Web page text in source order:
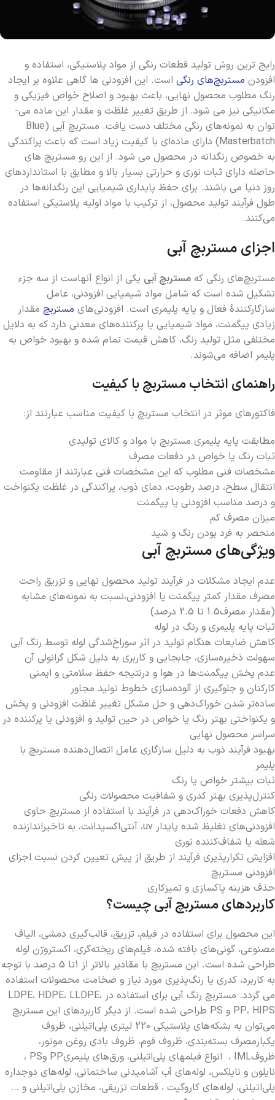
رایج ­ترین روش تولید قطعات رنگی از مواد پلاستیکی، استفاده و
افزودن مستربچ‌­های رنگی است. این افزودنی ­‌ها گاهی علاوه بر ایجاد
رنگ مطلوب محصول نهایی، باعث بهبود و اصلاح خواص فیزیکی و
نیز می­ شود. از طریق تغییر غلظت و مقدار این ماده می­
توان به نمونه­‌های رنگی مختلف دست یافت. مستربچ آبی (Blue
Masterbatch) دارای ماده‌ای با کیفیت زیاد است که باعث پراکندگی
به خصوص رنگدانه در محصول می‌ شود. از این رو مستربچ­‌ های
حاصله دارای ثبات نوری و حرارتی بسیار بالا و مطابق با استانداردهای
روز دنیا می باشند. برای حفظ پایداری شیمیایی این رنگدانه‎‌ها در
طول فرآیند تولید محصول، از ترکیب با مواد اولیه پلاستیکی استفاده
می‌کنند.
اجزای مستربچ آبی
مستربچ‌های رنگی که مستربچ آبی یکی از انواع آنهاست از سه جزء
تشکیل شده است که شامل مواد شیمیایی افزودنی، عامل
سازگارکنندۀ فعال و پایه پلیمری است. افزودنی‌های مستربچ مقدار
زیادی پیگمنت، مواد شیمیایی یا پرکننده‌­های معدنی دارد که به دلایل
مختلفی مثل تولید رنگ، کاهش قیمت تمام شده و بهبود خواص به
پلیمر اضافه می‌شوند.
راهنمای انتخاب مستربچ با کیفیت
فاکتورهای موثر در انتخاب مستربچ با کیفیت مناسب عبارتند از:
مطابقت پایه پلیمری مستربچ با مواد و کالای تولیدی
ثبات رنگ یا خواص در دفعات مصرف
مشخصات فنی مطلوب که این مشخصات فنی عبارتند از مقاومت
انتقال سطح، درصد رطوبت، دمای ذوب، پراکندگی در غلظت یکنواخت
و درصد مناسب افزودنی یا پیگمنت
میزان مصرف کم
منحصر به فرد بودن رنگ و شید
ويژگی­‌های مستربچ آبی
عدم ایجاد مشکلات در فرآیند تولید محصول نهایی و تزریق راحت
مصرف مقدار کمتر پیگمنت یا افزودنی،نسبت به نمونه­‌های مشابه
(مقدار مصرف1.5 تا 2.5 درصد)
ثبات پایه پلیمری و رنگ در لوله
کاهش ضایعات هنگام تولید در اثر سوراخ­‌شدگی لوله توسط رنگ آبی
سهولت ذخیره‌­سازی، جابجایی و کاربری به دلیل شکل گرانولی آن
عدم پخش پیگمنت­‌ها در هوا و درنتیجه حفظ سلامتی و ایمنی
کارکنان و جلوگیری از آلوده­‌سازی خطوط تولید مجاور
ساده­‌تر شدن خوراک­‌دهی و حل مشکل تغییر غلظت افزودنی و پخش
و یکنواختی بهتر رنگ یا خواص در حین تولید و افزودنی یا پرکننده در
سراسر محصول نهایی
بهبود فرآیند ذوب به دلیل سازگاری عامل اتصال­‌دهنده مستربچ با
پلیمر
ثبات بیشتر خواص یا رنگ
کنترل­‌پذیری بهتر کدری و شفافیت محصولات رنگی
کاهش دفعات خوراک­‌دهی در فرآیند با استفاده از مستربچ حاوی
افزودنی­‌های تغلیظ شده پایدار uv، آنتی‌­اکسیدانت، به تاخیراندازنده
شعله یا شفاف­‌کننده نوری
افزایش تکرارپذیری فرآیند از طریق از پیش تعیین کردن نسبت اجزای
افزودنی مستربچ
حذف هزینه پاک­سازی و تمیزکاری
كاربردهای مستربچ آبیچیست؟
این محصول برای استفاده در فیلم، تزریق، قالب­‌گیری دمشی، الیاف
مصنوعی، گونی­‌های بافته شده، فیلم­‌های ریخته­‌گری، اکستروژن لوله
طراحی شده است. این مستربچ با مقادیر بالاتر از 1تا 5 درصد با توجه
به کاربرد، کدری یا رنگ‌­پذیری مورد نیاز و ضخامت محصولات استفاده
می­ گردد. مستربچ رنگ آبی برای استفاده در LDPE، HDPE، LLDPE،
PP، HIPS و PS طراحی شده است. از دیگر كاربردهاي این مستربچ
می‌توان به بشکه­‌های پلاستیکی 220 لیتری پلی‌­اتیلنی، ظروف
یکبارمصرف بسته‌­بندی، ظروف فوم، ظروف بادی روغن موتور،
ظروفIML ، انواع فیلم­های پلی‌­اتیلنی، ورق­‌های پلیمریPP وPS ،
نایلون و نایلکس، لوله­‌های آب آشامیدنی ساختمانی، لوله‌­های دوجداره
پلی­‌اتیلنی، لوله­‌های کاروگیت ، قطعات تزریقی، مخازن پلی‌­اتیلنی و …